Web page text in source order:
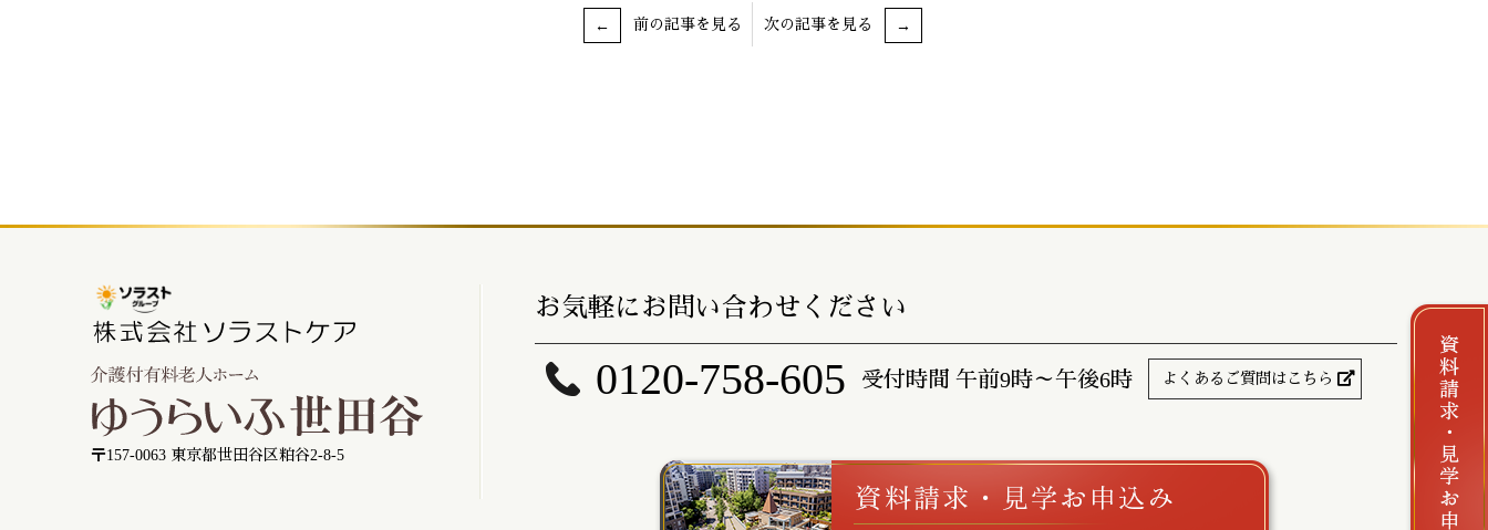
前の記事を見る 次の記事を見る
〒157-0063 東京都世田谷区粕谷2-8-5
お気軽にお問い合わせください
0120-758-605 受付時間 午前9時～午後6時 よくあるご質問はこちら